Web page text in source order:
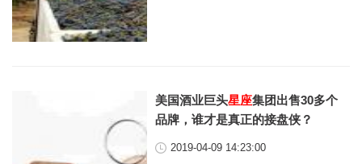
美国酒业巨头星座集团出售30多个
品牌，谁才是真正的接盘侠？
2019-04-09 14:23:00